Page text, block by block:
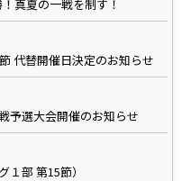
真夏の一戦を制す！
代替開催日決定のお知らせ
予選大会開催のお知らせ
部 第15節）